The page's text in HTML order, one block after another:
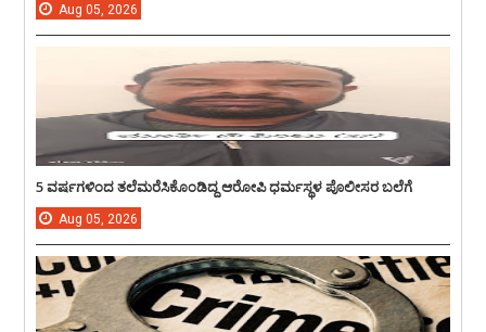
Aug 05, 2026
5 ವರ್ಷಗಳಿಂದ ತಲೆಮರೆಸಿಕೊಂಡಿದ್ದ ಆರೋಪಿ ಧರ್ಮಸ್ಥಳ ಪೊಲೀಸರ ಬಲೆಗೆ
Aug 05, 2026